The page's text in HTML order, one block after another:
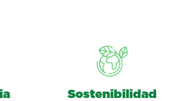
Sostenibilidad